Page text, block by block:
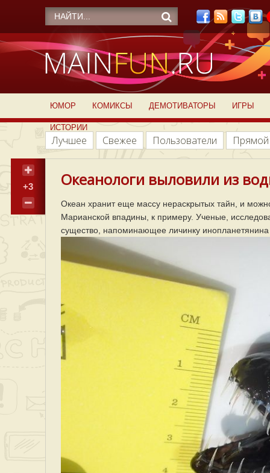
ЮМОР КОМИКСЫ ДЕМОТИВАТОРЫ ИГРЫ
ИСТОРИИ
Лучшее Свежее Пользователи
+3 Океанологи выловили из
Океан хранит еще массу нераскрытых тайн, и
Марианской впадины, к примеру. Ученые,
существо, напоминающее личинку